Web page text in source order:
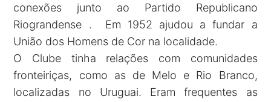
conexões junto ao Partido Republicano
Riograndense . Em 1952 ajudou a fundar a
União dos Homens de Cor na localidade.
O Clube tinha relações com comunidades
fronteiriças, como as de Melo e Rio Branco,
localizadas no Uruguai. Eram frequentes as